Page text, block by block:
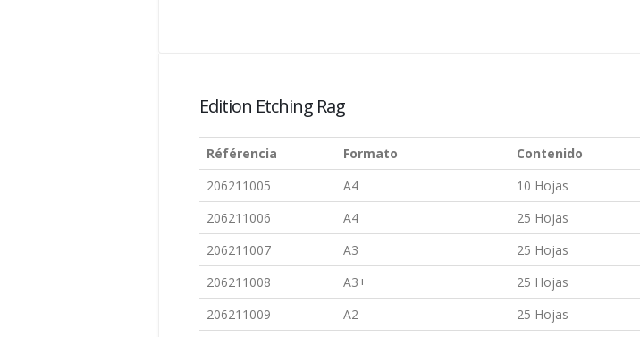
Edition Etching Rag
Référencia Formato
Contenido
206211005
A4
10 Hojas
206211006
A4
25 Hojas
206211007
A3
25 Hojas
206211008
A3+
25 Hojas
206211009
A2
25 Hojas